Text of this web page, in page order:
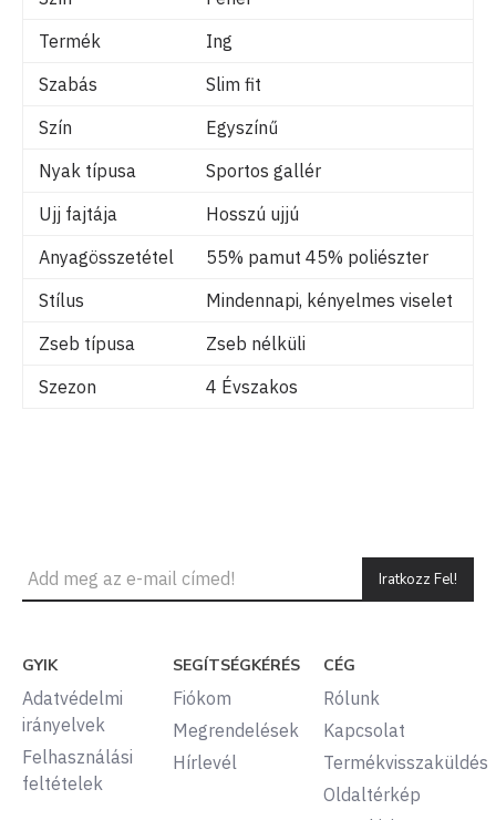
Termék
Ing
Szabás
Slim fit
Szín
Egyszínű
Nyak típusa
Sportos gallér
Ujj fajtája
Hosszú ujjú
Anyagösszetétel
55% pamut 45% poliészter
Stílus
Mindennapi, kényelmes viselet
Zseb típusa
Zseb nélküli
Szezon
4 Évszakos
Iratkozz Fel!
GYIK
Adatvédelmi
irányelvek
Felhasználási
feltételek
SEGÍTSÉGKÉRÉS
Fiókom
Megrendelések
Hírlevél
CÉG
Rólunk
Kapcsolat
Termékvisszaküldés
Oldaltérkép